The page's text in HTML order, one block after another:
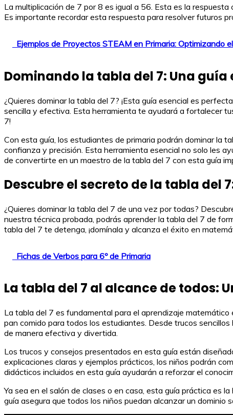
La multiplicación de 7 por 8 es igual a 56. Esta es la
Es importante recordar esta respuesta para resolver futuros
Ejemplos de Proyectos STEAM en Primaria: Optimizando
Dominando la tabla del 7: Una
¿Quieres dominar la tabla del 7? ¡Esta guía esencial es
sencilla y efectiva. Esta herramienta te ayudará a fortalecer
7!
Con esta guía, los estudiantes de primaria podrán dominar la
confianza y precisión. Esta herramienta esencial no solo les
de convertirte en un maestro de la tabla del 7 con esta guía
Descubre el secreto de la tabla
¿Quieres dominar la tabla del 7 de una vez por todas?
nuestra técnica probada, podrás aprender la tabla del 7 de
tabla del 7 te detenga, ¡domínala y alcanza el éxito en
Fichas de Verbos para 6º de Primaria
La tabla del 7 al alcance de todos:
La tabla del 7 es fundamental para el aprendizaje
pan comido para todos los estudiantes. Desde trucos
de manera efectiva y divertida.
Los trucos y consejos presentados en esta guía están
explicaciones claras y ejemplos prácticos, los niños podrán
didácticos incluidos en esta guía ayudarán a reforzar el
Ya sea en el salón de clases o en casa, esta guía práctica es
guía asegura que todos los niños puedan alcanzar un